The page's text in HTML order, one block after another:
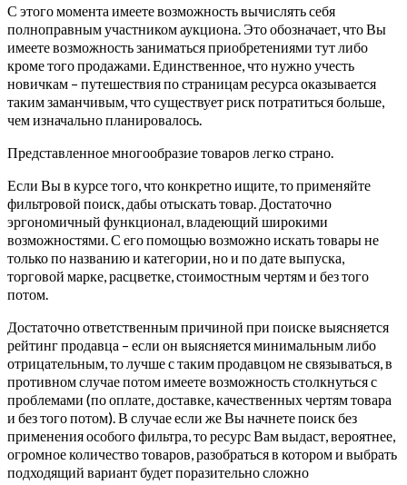
С этого момента имеете возможность вычислять себя
полноправным участником аукциона. Это обозначает, что Вы
имеете возможность заниматься приобретениями тут либо
кроме того продажами.Единственное, что нужно учесть
новичкам – путешествия по страницам ресурса оказывается
таким заманчивым, что существует риск потратиться больше,
чем изначально планировалось.
Представленное многообразие товаров легко страно.
Если Вы в курсе того, что конкретно ищите, то применяйте
фильтровой поиск, дабы отыскать товар. Достаточно
эргономичный функционал, владеющий широкими
возможностями. С его помощью возможно искать товары не
только по названию и категории, но и по дате выпуска,
торговой марке, расцветке, стоимостным чертям и без того
потом.
Достаточно ответственным причиной при поиске выясняется
рейтинг продавца – если он выясняется минимальным либо
отрицательным, то лучше с таким продавцом не связываться, в
противном случае потом имеете возможность столкнуться с
проблемами (по оплате, доставке, качественных чертям товара
и без того потом). В случае если же Вы начнете поиск без
применения особого фильтра, то ресурс Вам выдаст, вероятнее,
огромное количество товаров, разобраться в котором и выбрать
подходящий вариант будет поразительно сложно